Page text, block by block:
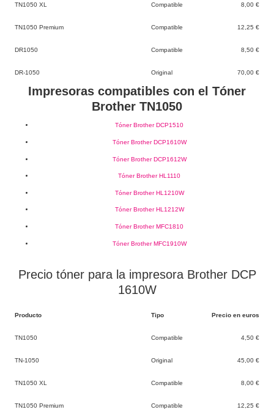
TN1050 XL Compatible 8,00 €
TN1050 Premium Compatible 12,25 €
DR1050 Compatible 8,50 €
DR-1050 Original 70,00 €
Impresoras compatibles con el Tóner
Brother TN1050
Tóner Brother DCP1510
Tóner Brother DCP1610W
Tóner Brother DCP1612W
Tóner Brother HL1110
Tóner Brother HL1210W
Tóner Brother HL1212W
Tóner Brother MFC1810
Tóner Brother MFC1910W
Precio tóner para la impresora Brother DCP
1610W
Producto Tipo Precio en euros
TN1050 Compatible 4,50 €
TN-1050 Original 45,00 €
TN1050 XL Compatible 8,00 €
TN1050 Premium Compatible 12,25 €